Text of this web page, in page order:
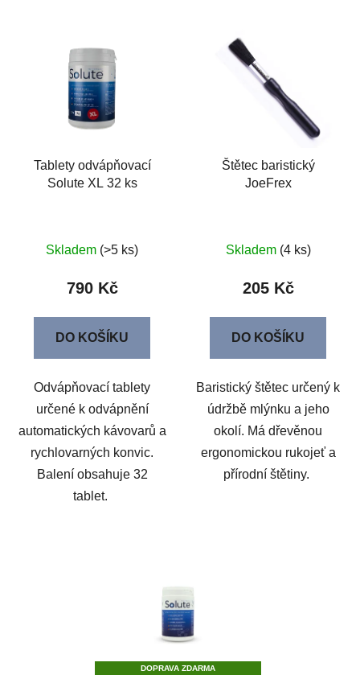
Tablety odvápňovací
Solute XL 32 ks
Skladem (>5 ks)
790 Kč
DO KOŠÍKU
Odvápňovací tablety
určené k odvápnění
automatických kávovarů a
rychlovarných konvic.
Balení obsahuje 32
tablet.
Štětec baristický
JoeFrex
Skladem (4 ks)
205 Kč
DO KOŠÍKU
Baristický štětec určený k
údržbě mlýnku a jeho
okolí. Má dřevěnou
ergonomickou rukojeť a
přírodní štětiny.
DOPRAVA ZDARMA